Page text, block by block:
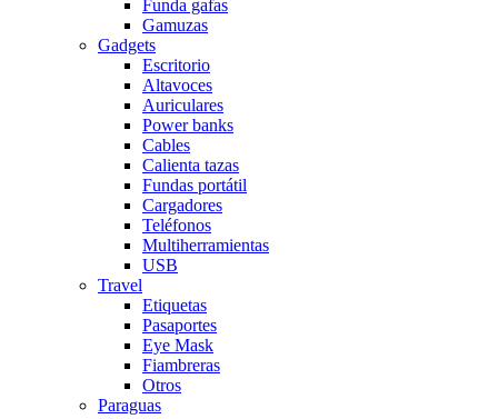
Funda gafas
Gamuzas
Gadgets
Escritorio
Altavoces
Auriculares
Power banks
Cables
Calienta tazas
Fundas portátil
Cargadores
Teléfonos
Multiherramientas
USB
Travel
Etiquetas
Pasaportes
Eye Mask
Fiambreras
Otros
Paraguas